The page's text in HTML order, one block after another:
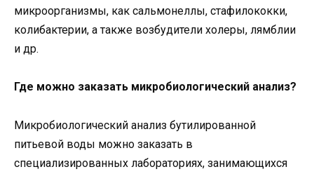
микроорганизмы, как сальмонеллы, стафилококки,
колибактерии, а также возбудители холеры, лямблии
и др.
Где можно заказать микробиологический анализ?
Микробиологический анализ бутилированной
питьевой воды можно заказать в
специализированных лабораториях, занимающихся